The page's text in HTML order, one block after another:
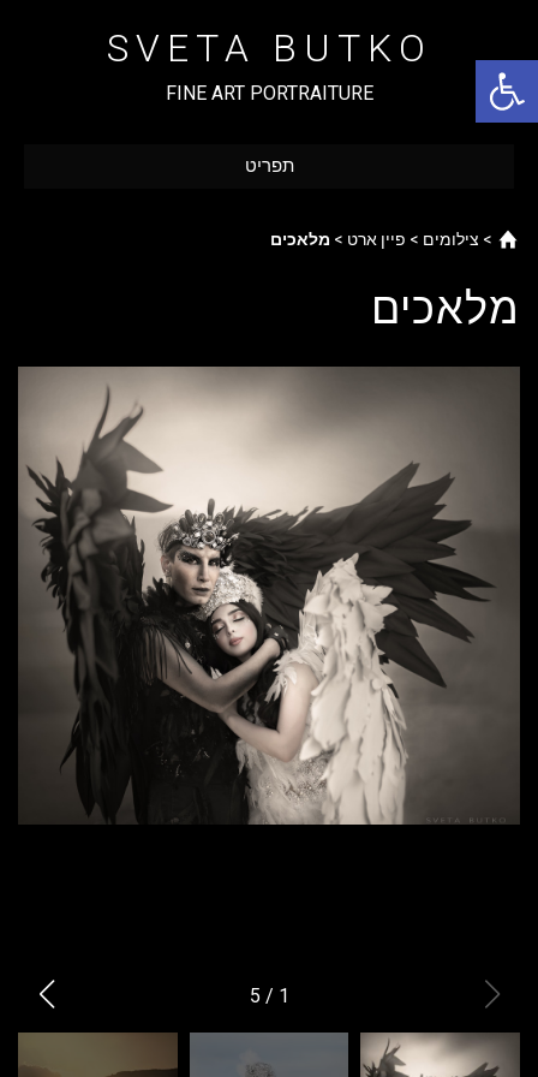
פתח סרגל נגישות
content
SVETA BUTKO
FINE ART PORTRAITURE
תפריט
Home
> צילומים > פיין ארט > מלאכים
מלאכים
1
/
5